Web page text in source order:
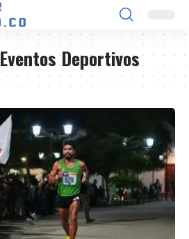
Eventos Deportivos